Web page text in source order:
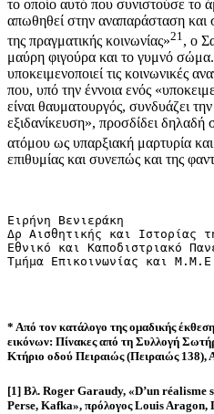
το οποίο αυτό που συνιστούσε το
απωθηθεί στην αναπαράσταση και
της πραγματικής κοινωνίας»21 , ο
μαύρη φιγούρα και το γυμνό
υποκειμενοποιεί τις κοινωνικές
που, υπό την έννοια ενός
είναι θαυματουργός, συνδυάζει
εξιδανίκευση», προσδίδει
ατόμου ως υπαρξιακή μαρτυρία
επιθυμίας και συνεπώς και της
Ειρήνη Βενιεράκη
Δρ Αισθητικής και Ιστορίας
Εθνικό και Καποδιστριακό
Τμήμα Επικοινωνίας και
* Από τον κατάλογο της ομαδικής
εικόνων: Πίνακες από τη Συλλογή
Κτήριο οδού Πειραιώς (Πειραιώς 138),
[1] Βλ. Roger Garaudy, «D’un réalisme
Perse, Kafka», πρόλογος Louis Aragon,